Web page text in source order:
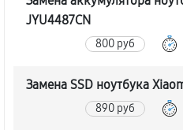
JYU4487CN
800 руб
Замена SSD ноутбука
890 руб